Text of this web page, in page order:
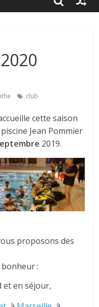
club
cette saison
Jean Pommier
2019.
proposons des
:
et en séjour,